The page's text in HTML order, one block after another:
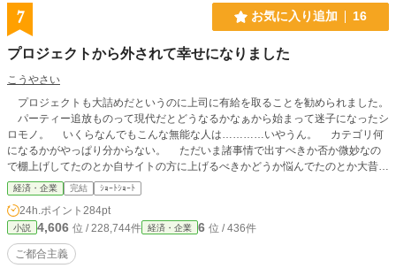
7 お気に入り追加 16
プロジェクトから外されて幸せになりました
こうやさい
プロジェクトも大詰めだというのに上司に有給を取ることを勧められました。
パーティー追放ものって現代だとどうなるかなぁから始まって迷子になったシ
ロモノ。 いくらなんでもこんな無能な人は…………いやうん。 カテゴリ何
になるかがやっぱり分からない。 ただいま諸事情で出すべきか否か微妙なの
で棚上げしてたのとか自サイトの方に上げるべきかどうか悩んでたのとか大昔の
とかを放出中です。見直しもあまり出来ないのでいつも以上に誤字脱字等も多い
です。ご了承下さい。
経済・企業 完結 ｼｮｰﾄｼｮｰﾄ
24h.ポイント 284pt
小説 4,606 位 / 228,744件 経済・企業 6 位 / 436件
ご都合主義